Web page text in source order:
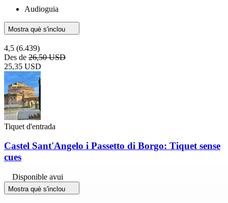
Audioguia
Mostra què s'inclou
4,5 (6.439)
Des de 26,50 USD
25,35 USD
Tiquet d'entrada
Castel Sant'Angelo i Passetto di Borgo: Tiquet sense
cues
Disponible avui
Mostra què s'inclou